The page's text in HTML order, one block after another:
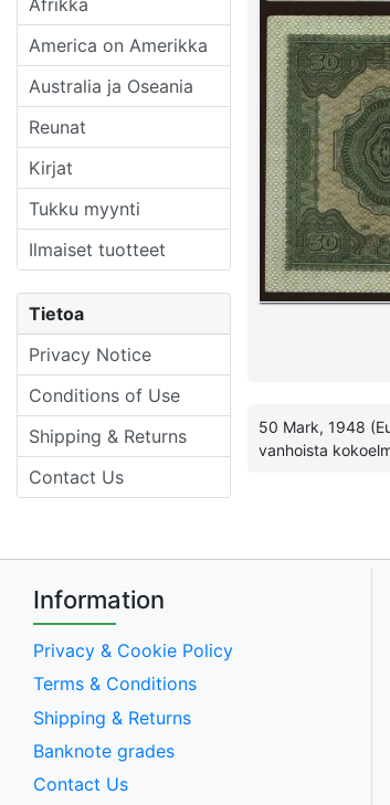
America on Amerikka
Australia ja Oseania
Reunat
Kirjat
Tukku myynti
Ilmaiset tuotteet
Tietoa
Privacy Notice
Conditions of Use
Shipping & Returns
Contact Us
50 Mark, 1948
vanhoista
Information
Privacy & Cookie Policy
Terms & Conditions
Shipping & Returns
Banknote grades
Contact Us